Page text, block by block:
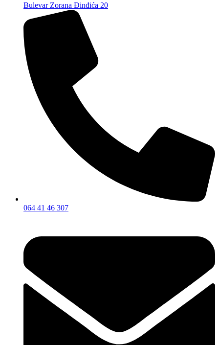
Bulevar Zorana Đinđića 20
064 41 46 307